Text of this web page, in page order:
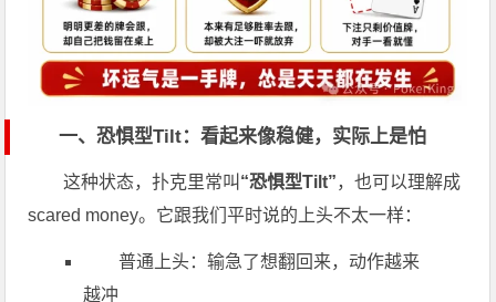
一、恐惧型Tilt：看起来像稳健，实际上是怕
这种状态，扑克里常叫 “恐惧型Tilt”，也可以理解成
scared money。它跟我们平时说的上头不太一样：
普通上头：输急了想翻回来，动作越来
越冲